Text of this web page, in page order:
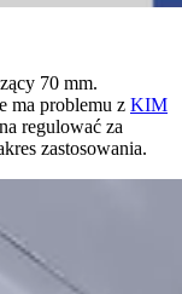
70 mm.
ma problemu z KIM
regulować za
zastosowania.